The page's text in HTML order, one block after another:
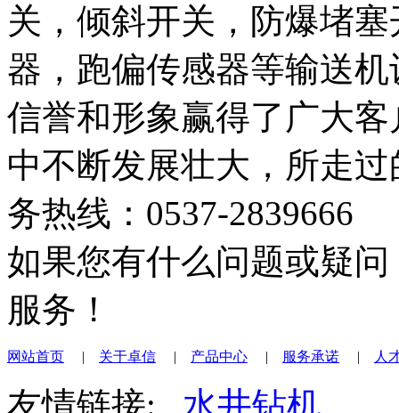
关，倾斜开关，防爆堵
器，跑偏传感器等输送
信誉和形象赢得了广大
中不断发展壮大，所走
务热线：0537-2839666
如果您有什么问题或疑
服务！
网站首页 | 关于卓信 | 产品中心 | 服务承诺 | 人
友情链接: 水井钻机